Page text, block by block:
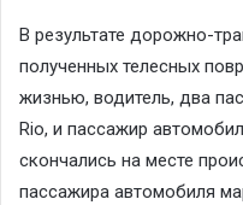
В результате дорожно-
полученных телесных
жизнью, водитель, два
Rio, и пассажир
скончались на месте
пассажира автомобиля